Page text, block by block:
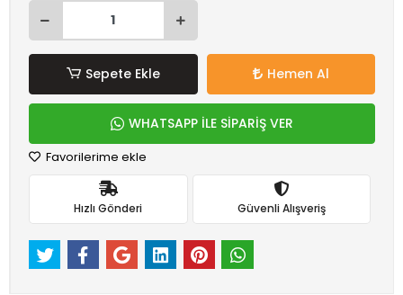
Sepete Ekle Hemen Al
WHATSAPP İLE SİPARİŞ VER
Favorilerime ekle
Hızlı Gönderi Güvenli Alışveriş